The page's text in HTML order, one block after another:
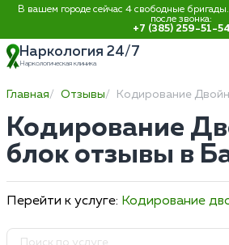
В вашем городе сейчас 4 свободные
после звонка:
+7 (385) 259-51-54
Наркология 24/7
Наркологическая клиника
Главная Отзывы Кодирование
Кодирование
блок отзывы в
Перейти к услуге: Кодирование